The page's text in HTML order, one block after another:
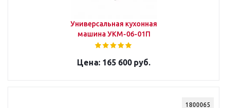
Универсальная кухонная
машина УКМ-06-01П
165 600 руб.
1800065